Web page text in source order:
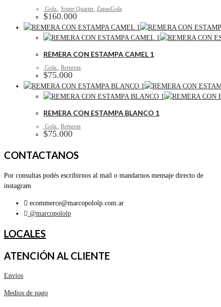
.Gola., Super Quarter, ZapasGola
$160.000
REMERA CON ESTAMPA CAMEL 1
.Gola., Remeras
$75.000
REMERA CON ESTAMPA BLANCO 1
.Gola., Remeras
$75.000
CONTACTANOS
Por consultas podés escribirnos al mail o mandarnos mensaje directo de
instagram
ecommerce@marcopololp.com.ar
@marcopololp
LOCALES
ATENCIÓN AL CLIENTE
Envíos
Medios de pago